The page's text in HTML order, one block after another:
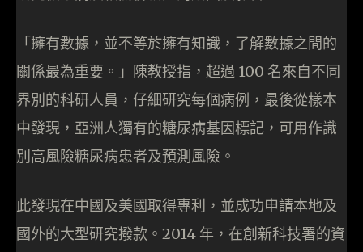
「擁有數據，並不等於擁有知識，了解數據之間的
關係最為重要。」陳教授指，超過 100 名來自不同
界別的科研人員，仔細研究每個病例，最後從樣本
中發現，亞洲人獨有的糖尿病基因標記，可用作識
別高風險糖尿病患者及預測風險。
此發現在中國及美國取得專利，並成功申請本地及
國外的大型研究撥款。2014 年，在創新科技署的資